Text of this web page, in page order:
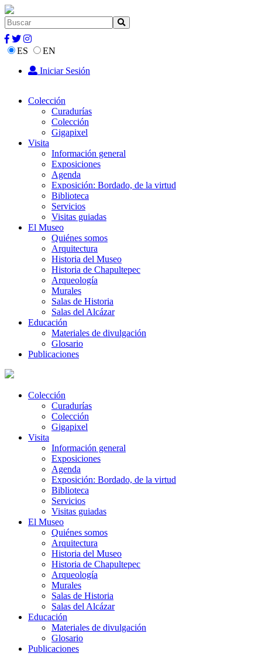
ES
EN
Iniciar Sesión
Colección
Curadurías
Colección
Gigapixel
Visita
Información general
Exposiciones
Agenda
Exposición: Bordado, de la virtud
Biblioteca
Servicios
Visitas guiadas
El Museo
Quiénes somos
Arquitectura
Historia del Museo
Historia de Chapultepec
Arqueología
Murales
Salas de Historia
Salas del Alcázar
Educación
Materiales de divulgación
Glosario
Publicaciones
Colección
Curadurías
Colección
Gigapixel
Visita
Información general
Exposiciones
Agenda
Exposición: Bordado, de la virtud
Biblioteca
Servicios
Visitas guiadas
El Museo
Quiénes somos
Arquitectura
Historia del Museo
Historia de Chapultepec
Arqueología
Murales
Salas de Historia
Salas del Alcázar
Educación
Materiales de divulgación
Glosario
Publicaciones